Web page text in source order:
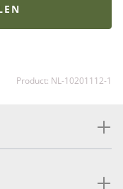
Product: NL-10201112-1